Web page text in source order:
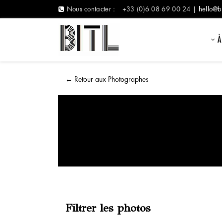
Nous contacter : +33 (0)6 08 69 00 24 |
← Retour aux Photographes
Filtrer les photos